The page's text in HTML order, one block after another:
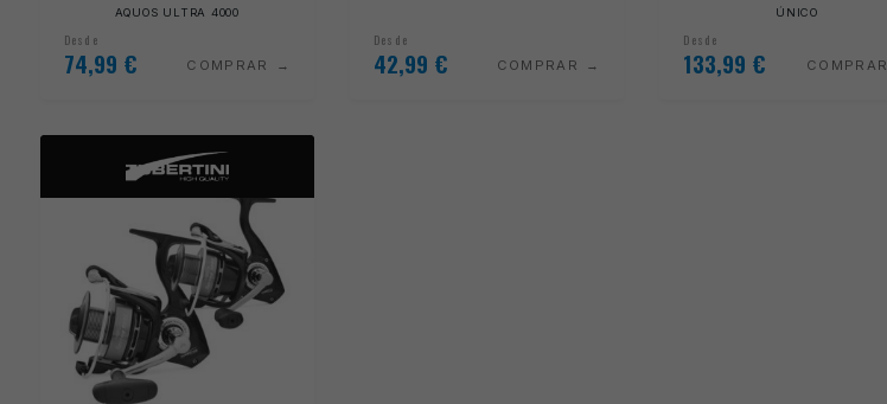
AQUOS ULTRA 4000
Desde
74,99 € COMPRAR
Desde
42,99 € COMPRAR
ÚNICO
Desde
133,99 € COMPRAR